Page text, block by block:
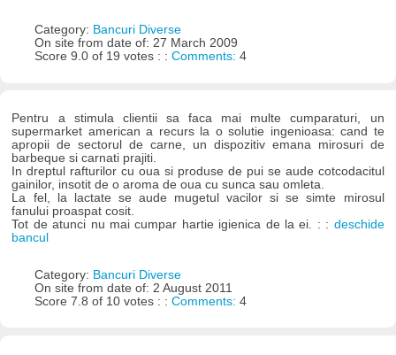
Category: Bancuri Diverse
On site from date of: 27 March 2009
Score 9.0 of 19 votes : : Comments: 4
Pentru a stimula clientii sa faca mai multe cumparaturi, un
supermarket american a recurs la o solutie ingenioasa: cand te
apropii de sectorul de carne, un dispozitiv emana mirosuri de
barbeque si carnati prajiti.
In dreptul rafturilor cu oua si produse de pui se aude cotcodacitul
gainilor, insotit de o aroma de oua cu sunca sau omleta.
La fel, la lactate se aude mugetul vacilor si se simte mirosul
fanului proaspat cosit.
Tot de atunci nu mai cumpar hartie igienica de la ei. : : deschide
bancul
Category: Bancuri Diverse
On site from date of: 2 August 2011
Score 7.8 of 10 votes : : Comments: 4